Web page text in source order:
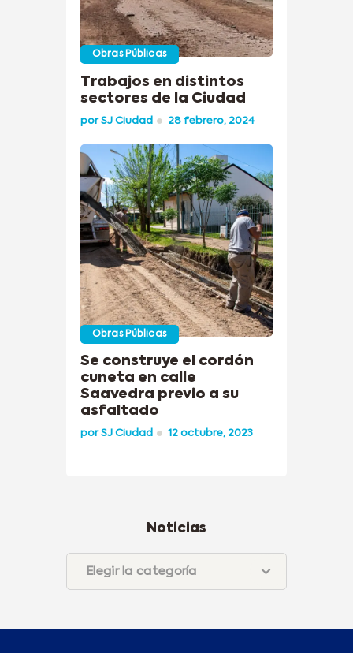
Obras Públicas
Trabajos en distintos
sectores de la Ciudad
porSJ Ciudad 28 febrero, 2024
Obras Públicas
Se construye el cordón
cuneta en calle
Saavedra previo a su
asfaltado
porSJ Ciudad 12 octubre, 2023
Noticias